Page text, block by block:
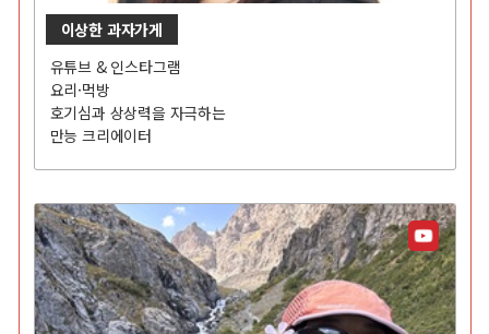
이상한 과자가게
유튜브 & 인스타그램
요리·먹방
호기심과 상상력을 자극하는
만능 크리에이터